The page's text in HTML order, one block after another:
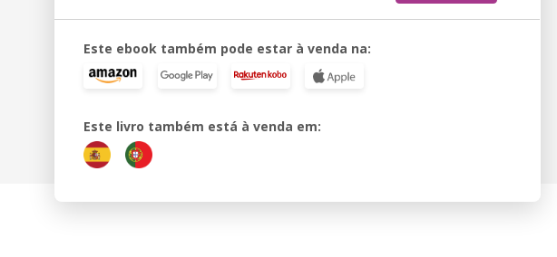
Este ebook também pode estar à venda na:
Este livro também está à venda em: